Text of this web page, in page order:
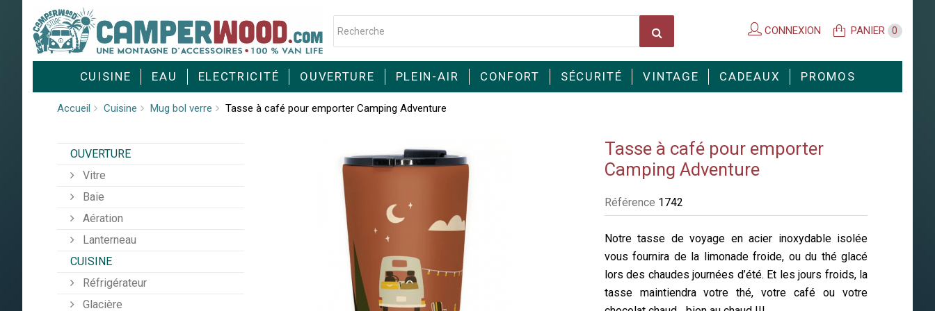
CONNEXION PANIER 0
CUISINE EAU ELECTRICITÉ OUVERTURE PLEIN-AIR CONFORT SÉCURITÉ VINTAGE CADEAUX PROMOS
Accueil Cuisine Mug bol verre Tasse à café pour emporter Camping Adventure
Tasse à café pour emporter
Camping Adventure
Référence 1742
Notre tasse de voyage en acier inoxydable isolée
vous fournira de la limonade froide, ou du thé glacé
lors des chaudes journées d’été. Et les jours froids, la
tasse maintiendra votre thé, votre café ou votre
OUVERTURE
Vitre
Baie
Aération
Lanterneau
CUISINE
Réfrigérateur
Glacière
Cookies management panel